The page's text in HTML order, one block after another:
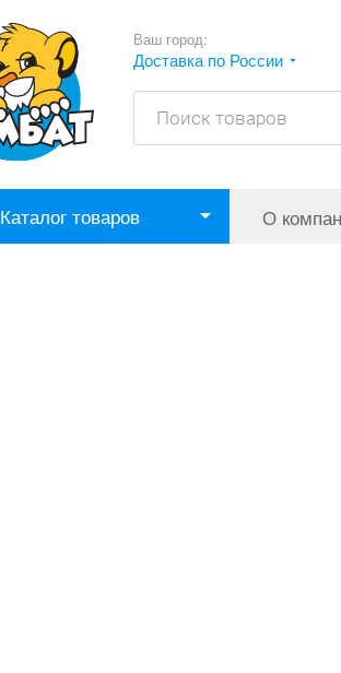
Ваш город:
Доставка по России
Каталог товаров О